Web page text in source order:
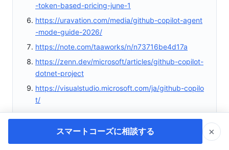
-token-based-pricing-june-1
https://uravation.com/media/github-copilot-agent
-mode-guide-2026/
https://note.com/taaworks/n/n73716be4d17a
https://zenn.dev/microsoft/articles/github-copilot-
dotnet-project
https://visualstudio.microsoft.com/ja/github-copilo
t/
スマートコーズに相談する ×